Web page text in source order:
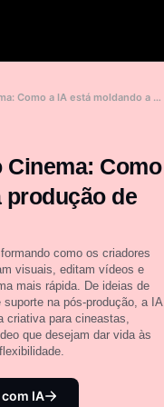
ou
Inteligência Artificial no Cinema: Como a IA está moldando a produção de filmes
Como
produção de
como os criadores
visuais, editam vídeos e
mais rápida. De ideias de
na pós-produção, a IA
criativa para cineastas,
que desejam dar vida às
IA